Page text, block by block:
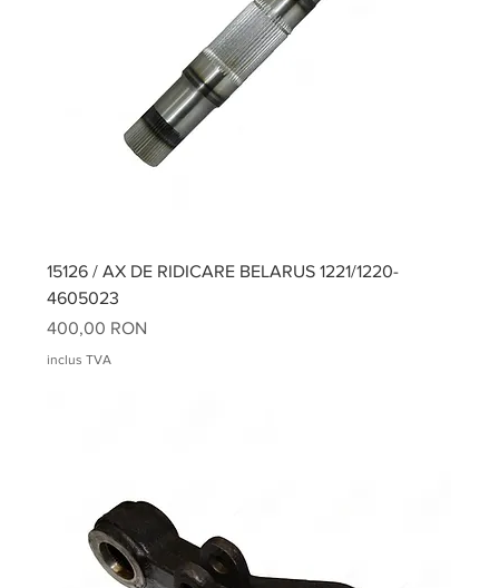
15126 / AX DE RIDICARE BELARUS 1221/1220-
4605023
Preț
400,00 RON
inclus TVA